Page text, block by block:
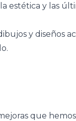
estética y las
y diseños
que